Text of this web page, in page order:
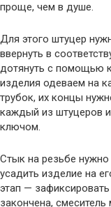
проще, чем в душе.
Для этого штуцер
ввернуть в
дотянуть с помощью
изделия одеваем на
трубок, их концы
каждый из штуцеров
ключом.
Стык на резьбе нужно
усадить изделие на
этап —
закончена,